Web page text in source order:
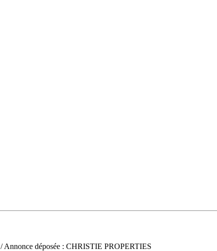
/ Annonce déposée : CHRISTIE PROPERTIES